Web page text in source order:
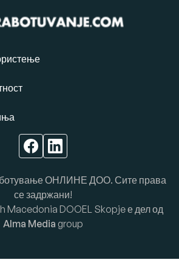
ОНЛИНЕ ДОО. Сите права
се задржани!
Macedonia DOOEL Skopje е дел од
Alma Media group